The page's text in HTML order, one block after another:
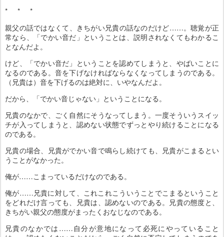
* * *
親父の話ではなくて、きちがい兄貴の話なのだけど……。聴覚が正
常なら、「でかい音だ」ということは、説明されなくてもわかるこ
となんだよ。
けど、「でかい音だ」ということを認めてしまうと、やばいことに
なるのである。音を下げなければならなくなってしまうのである。
（兄貴は）音を下げるのは絶対に、いやなんだよ。
だから、「でかい音じゃない」ということになる。
兄貴のなかで、ごく自然にそうなってしまう。一度そういうスイッ
チが入ってしまうと、認めない状態でずっとやり続けることになる
のである。
兄貴の場合、兄貴がでかい音で鳴らし続けても、兄貴がこまるとい
うことがなかった。
俺が……こまっているだけなのである。
俺が……兄貴に対して、これこれこういうことでこまるということ
をどれだけ言っても、兄貴は、認めないのである。兄貴の態度と、
きちがい親父の態度がまったくおなじなのである。
兄貴のなかでは……自分が意地になって必死にやっていること